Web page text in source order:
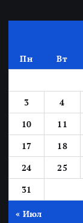
Пн Вт
3
4
10
11
17
18
24
25
31
« Июл